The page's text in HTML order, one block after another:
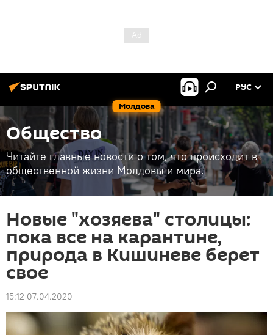
Молдова
РУС
Общество
Читайте главные новости о том, что происходит в
общественной жизни Молдовы и мира.
Новые "хозяева" столицы:
пока все на карантине,
природа в Кишиневе берет
свое
15:12 07.04.2020